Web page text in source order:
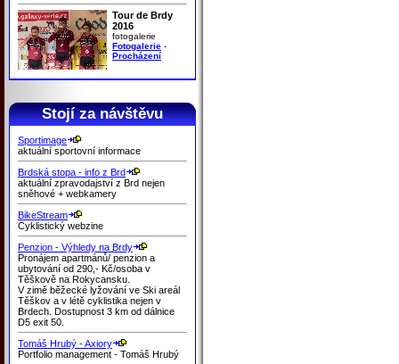
Tour de Brdy
2016
fotogalerie
Fotogalerie -
Procházení
Stojí za návštěvu
Sportimage
aktuální sportovní informace
Brdská stopa - info z Brd
aktuální zpravodajství z Brd nejen
sněhové + webkamery
BikeStream
Cyklistický webzine
Penzion - Výhledy na Brdy
Pronájem apartmánů/ penzion a
ubytování od 290,- Kč/osoba v
Těškově na Rokycansku.
V zimě běžecké lyžování ve Ski areál
Těškov a v létě cyklistika nejen v
Brdech. Dostupnost 3 km od dálnice
D5 exit 50.
Tomáš Hrubý - Axiory
Portfolio management - Tomáš Hrubý